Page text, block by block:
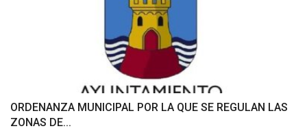
ORDENANZA MUNICIPAL POR LA QUE SE REGULAN LAS
ZONAS DE...